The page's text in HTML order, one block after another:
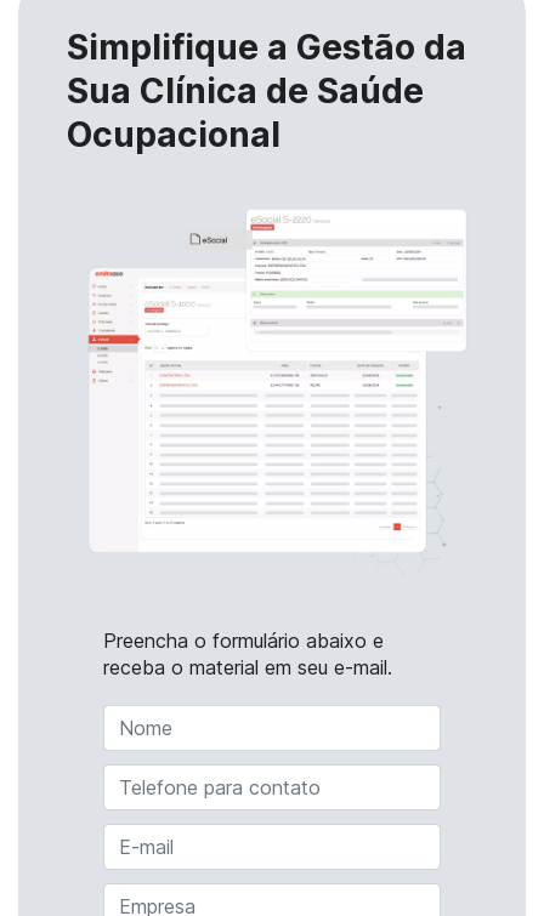
Simplifique a Gestão da
Sua Clínica de Saúde
Ocupacional
Preencha o formulário abaixo e
receba o material em seu e-mail.